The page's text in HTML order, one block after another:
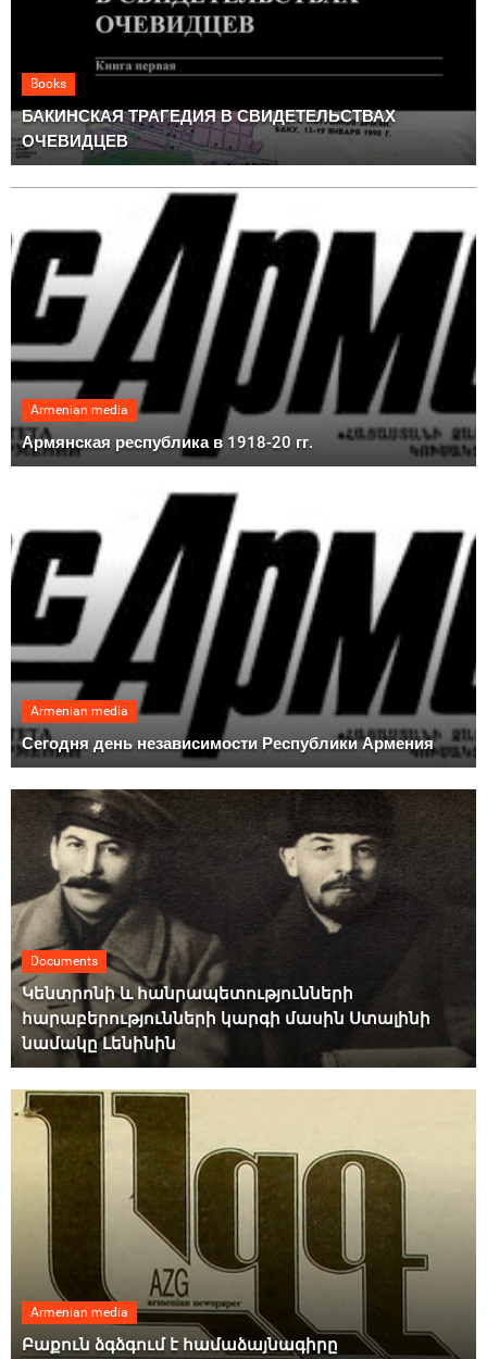
Books
БАКИНСКАЯ ТРАГЕДИЯ В СВИДЕТЕЛЬСТВАХ
ОЧЕВИДЦЕВ
Armenian media
Армянская республика в 1918-20 гг.
Armenian media
Сегодня день независимости Республики Армения
Documents
Կենտրոնի և հանրապետությունների
հարաբերությունների կարգի մասին Ստալինի
նամակը Լենինին
Armenian media
Բաքուն ձգձգում է համաձայնագիրը